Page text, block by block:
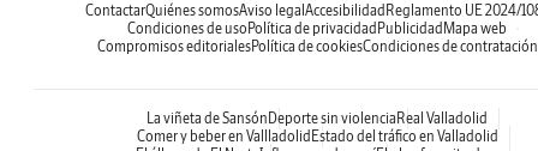
ContactarQuiénes somosAviso legal Accesibilidad Reglamento UE 2024/
Condiciones de uso Política de privacidad Publicidad Mapa web
Compromisos editorialesPolítica de cookiesCondiciones de contratación
La viñeta de Sansón Deporte sin violencia Real Valladolid
Comer y beber en Vallladolid Estado del tráfico en Valladolid